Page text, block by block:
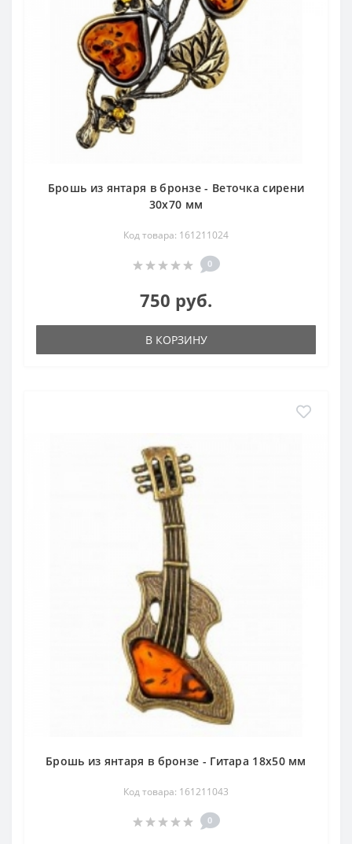
Брошь из янтаря в бронзе - Веточка сирени
30х70 мм
Код товара: 161211024
0
750 руб.
В КОРЗИНУ
Брошь из янтаря в бронзе - Гитара 18х50 мм
Код товара: 161211043
0